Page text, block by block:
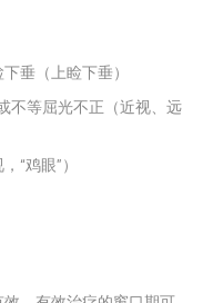
垂（上睑下垂）
不等屈光不正（近视、远
“鸡眼”）